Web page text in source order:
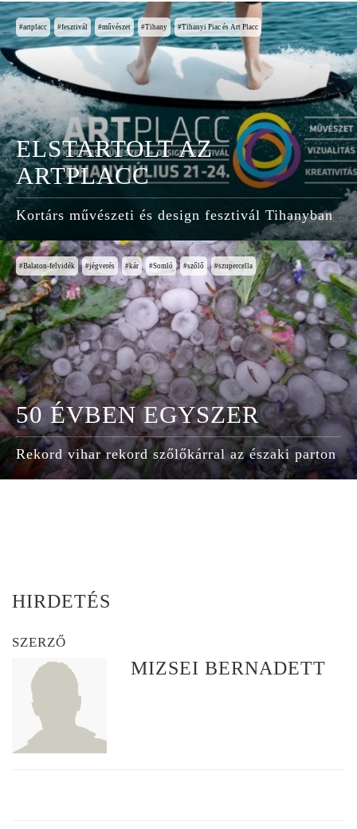
artplacc fesztivál művészet Tihany Tihanyi Piac és Art Placc
ELSTARTOLT AZ
ARTPLACC
Kortárs művészeti és design fesztivál Tihanyban
Balaton-felvidék jégverés kár Somló szőlő szupercella
50 ÉVBEN EGYSZER
Rekord vihar rekord szőlőkárral az északi parton
HIRDETÉS
SZERZŐ
MIZSEI BERNADETT